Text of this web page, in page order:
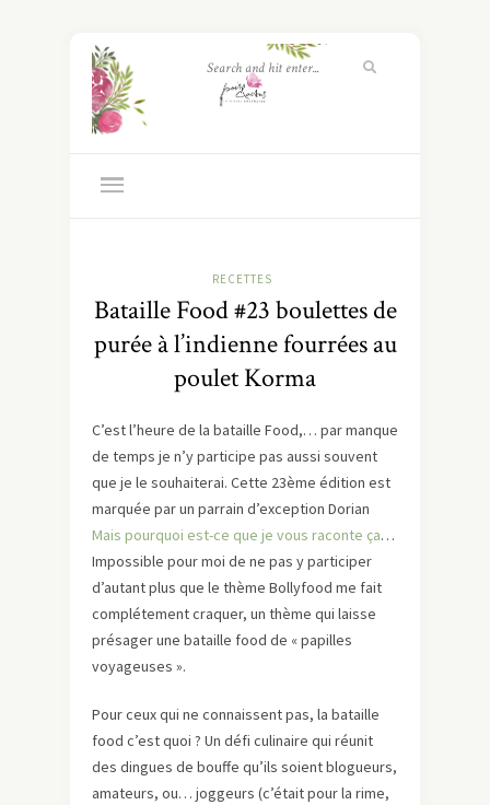
RECETTES
Bataille Food #23 boulettes de
purée à l’indienne fourrées au
poulet Korma
C’est l’heure de la bataille Food,… par manque
de temps je n’y participe pas aussi souvent
que je le souhaiterai. Cette 23ème édition est
marquée par un parrain d’exception Dorian
Mais pourquoi est-ce que je vous raconte ça…
Impossible pour moi de ne pas y participer
d’autant plus que le thème Bollyfood me fait
complétement craquer, un thème qui laisse
présager une bataille food de « papilles
voyageuses ».
Pour ceux qui ne connaissent pas, la bataille
food c’est quoi ? Un défi culinaire qui réunit
des dingues de bouffe qu’ils soient blogueurs,
amateurs, ou… joggeurs (c’était pour la rime,